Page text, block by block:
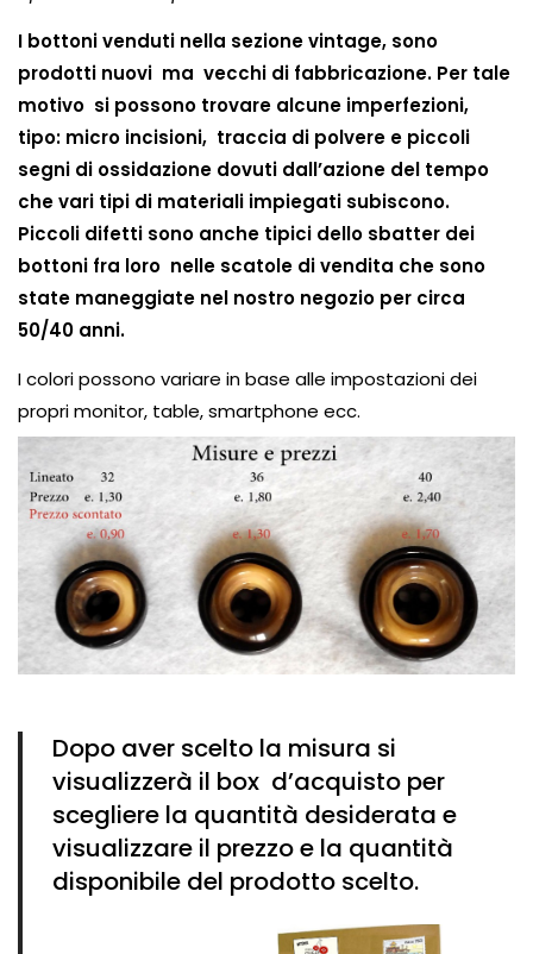
I bottoni venduti nella sezione vintage, sono
prodotti nuovi ma vecchi di fabbricazione. Per tale
motivo si possono trovare alcune imperfezioni,
tipo: micro incisioni, traccia di polvere e piccoli
segni di ossidazione dovuti dall’azione del tempo
che vari tipi di materiali impiegati subiscono.
Piccoli difetti sono anche tipici dello sbatter dei
bottoni fra loro nelle scatole di vendita che sono
state maneggiate nel nostro negozio per circa
50/40 anni.
I colori possono variare in base alle impostazioni dei
propri monitor, table, smartphone ecc.
Dopo aver scelto la misura si
visualizzerà il box d’acquisto per
scegliere la quantità desiderata e
visualizzare il prezzo e la quantità
disponibile del prodotto scelto.